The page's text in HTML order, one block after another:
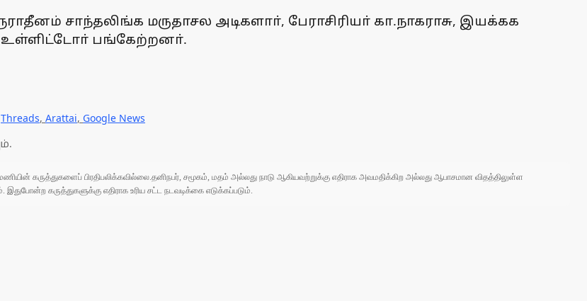
சாந்தலிங்க மருதாசல அடிகளாா், பேராசிரியா் கா.நாகராசு, இயக்கக
உள்ளிட்டோா் பங்கேற்றனா்.
Threads, Arattai, Google News
கருத்துகளைப் பிரதிபலிக்கவில்லை.தனிநபர், சமூகம், மதம் அல்லது நாடு ஆகியவற்றுக்கு எதிராக அவமதிக்கிற அல்லது ஆபாசமான விதத்திலுள்ள
கருத்துகளுக்கு எதிராக உரிய சட்ட நடவடிக்கை எடுக்கப்படும்.